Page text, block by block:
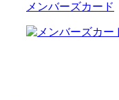
メンバーズカード